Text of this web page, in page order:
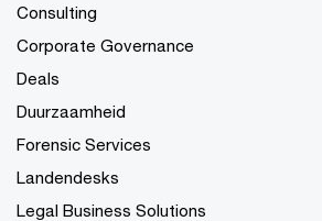
Consulting
Corporate Governance
Deals
Duurzaamheid
Forensic Services
Landendesks
Legal Business Solutions